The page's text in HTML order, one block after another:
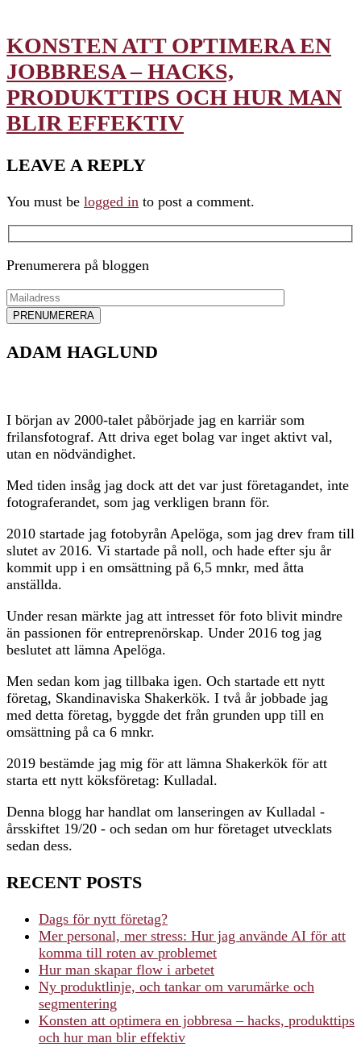
KONSTEN ATT OPTIMERA EN
JOBBRESA – HACKS,
PRODUKTTIPS OCH HUR MAN
BLIR EFFEKTIV
LEAVE A REPLY
You must be logged in to post a comment.
Prenumerera på bloggen
ADAM HAGLUND
I början av 2000-talet påbörjade jag en karriär som
frilansfotograf. Att driva eget bolag var inget aktivt val,
utan en nödvändighet.
Med tiden insåg jag dock att det var just företagandet, inte
fotograferandet, som jag verkligen brann för.
2010 startade jag fotobyrån Apelöga, som jag drev fram till
slutet av 2016. Vi startade på noll, och hade efter sju år
kommit upp i en omsättning på 6,5 mnkr, med åtta
anställda.
Under resan märkte jag att intresset för foto blivit mindre
än passionen för entreprenörskap. Under 2016 tog jag
beslutet att lämna Apelöga.
Men sedan kom jag tillbaka igen. Och startade ett nytt
företag, Skandinaviska Shakerkök. I två år jobbade jag
med detta företag, byggde det från grunden upp till en
omsättning på ca 6 mnkr.
2019 bestämde jag mig för att lämna Shakerkök för att
starta ett nytt köksföretag: Kulladal.
Denna blogg har handlat om lanseringen av Kulladal -
årsskiftet 19/20 - och sedan om hur företaget utvecklats
sedan dess.
RECENT POSTS
Dags för nytt företag?
Mer personal, mer stress: Hur jag använde AI för att
komma till roten av problemet
Hur man skapar flow i arbetet
Ny produktlinje, och tankar om varumärke och
segmentering
Konsten att optimera en jobbresa – hacks, produkttips
och hur man blir effektiv